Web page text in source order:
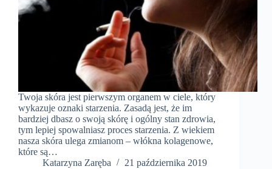
Twoja skóra jest pierwszym organem w ciele, który
wykazuje oznaki starzenia. Zasadą jest, że im
bardziej dbasz o swoją skórę i ogólny stan zdrowia,
tym lepiej spowalniasz proces starzenia. Z wiekiem
nasza skóra ulega zmianom – włókna kolagenowe,
które są…
Katarzyna Zaręba
21 października 2019